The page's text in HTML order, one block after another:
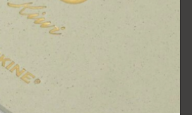
ッグは何ででき
レクションには様々な素材と仕上